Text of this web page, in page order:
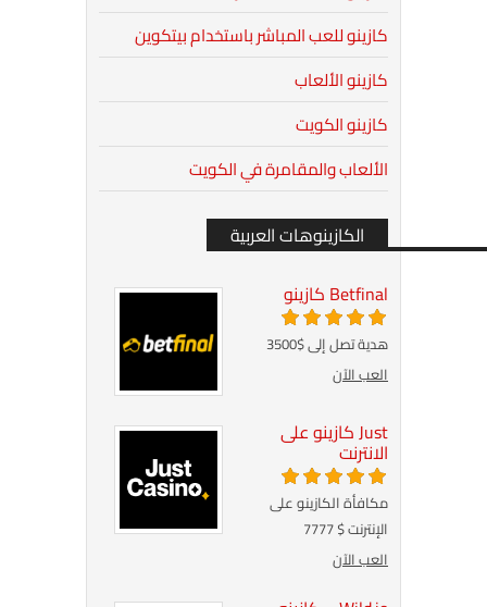
كازينو للعب المباشر باستخدام بيتكوين
كازينو الألعاب
كازينو الكويت
الألعاب والمقامرة في الكويت
الكازينوهات العربية
Betfinal كازينو
هدية تصل إلى $3500
العب الآن
Just كازينو على
الانترنت
مكافأة الكازينو على
الإنترنت $ 7777
العب الآن